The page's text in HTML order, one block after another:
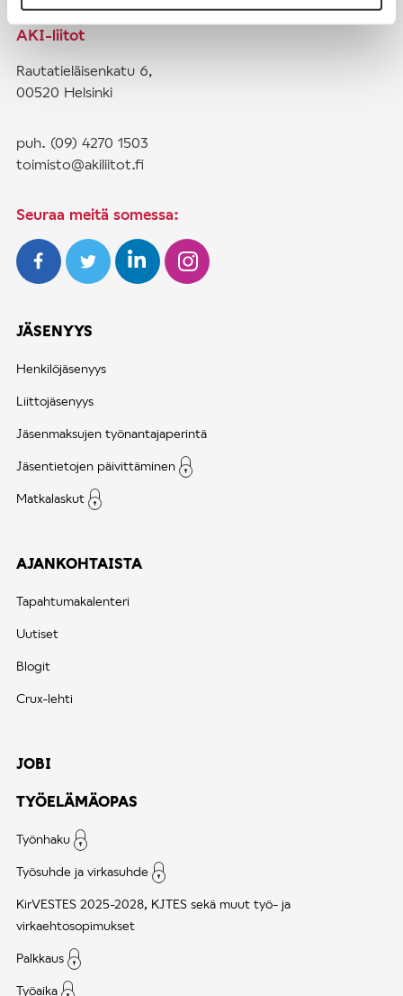
AKI-liitot
Rautatieläisenkatu 6,
00520 Helsinki
puh. (09) 4270 1503
toimisto@akiliitot.fi
Seuraa meitä somessa:
JÄSENYYS
Henkilöjäsenyys
Liittojäsenyys
Jäsenmaksujen työnantajaperintä
Jäsentietojen päivittäminen
Matkalaskut
AJANKOHTAISTA
Tapahtumakalenteri
Uutiset
Blogit
Crux-lehti
JOBI
TYÖELÄMÄOPAS
Työnhaku
Työsuhde ja virkasuhde
KirVESTES 2025-2028, KJTES sekä muut työ- ja
virkaehtosopimukset
Palkkaus
Työaika